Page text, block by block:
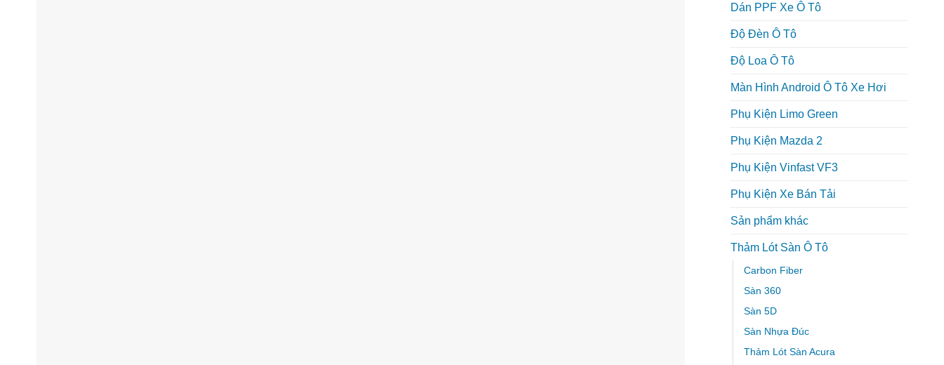
Dán PPF Xe Ô Tô
Độ Đèn Ô Tô
Độ Loa Ô Tô
Màn Hình Android Ô Tô Xe Hơi
Phụ Kiện Limo Green
Phụ Kiện Mazda 2
Phụ Kiện Vinfast VF3
Phụ Kiện Xe Bán Tải
Sản phẩm khác
Thảm Lót Sàn Ô Tô
Carbon Fiber
Sàn 360
Sàn 5D
Sàn Nhựa Đúc
Thảm Lót Sàn Acura